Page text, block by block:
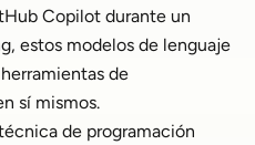
Copilot durante un
estos modelos de lenguaje
de
sí mismos.
de programación